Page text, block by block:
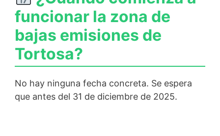
funcionar la zona de
bajas emisiones de
Tortosa?
No hay ninguna fecha concreta. Se espera
que antes del 31 de diciembre de 2025.